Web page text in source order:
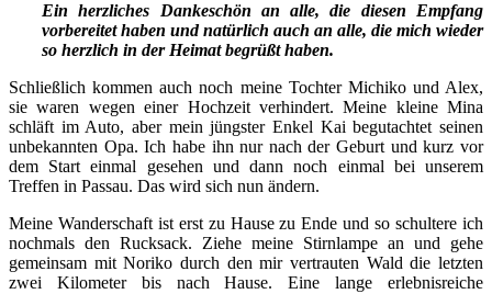
Ein herzliches Dankeschön an alle, die diesen Empfang
vorbereitet haben und natürlich auch an alle, die mich wieder
so herzlich in der Heimat begrüßt haben.
Schließlich kommen auch noch meine Tochter Michiko und Alex,
sie waren wegen einer Hochzeit verhindert. Meine kleine Mina
schläft im Auto, aber mein jüngster Enkel Kai begutachtet seinen
unbekannten Opa. Ich habe ihn nur nach der Geburt und kurz vor
dem Start einmal gesehen und dann noch einmal bei unserem
Treffen in Passau. Das wird sich nun ändern.
Meine Wanderschaft ist erst zu Hause zu Ende und so schultere ich
nochmals den Rucksack. Ziehe meine Stirnlampe an und gehe
gemeinsam mit Noriko durch den mir vertrauten Wald die letzten
zwei Kilometer bis nach Hause. Eine lange erlebnisreiche